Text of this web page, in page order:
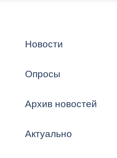
Новости
Опросы
Архив новостей
Актуально